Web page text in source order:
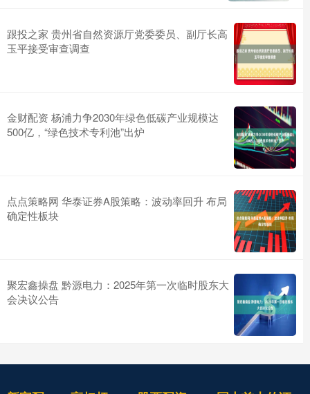
跟投之家 贵州省自然资源厅党委委员、副厅长高
玉平接受审查调查
金财配资 杨浦力争2030年绿色低碳产业规模达
500亿，“绿色技术专利池”出炉
点点策略网 华泰证券A股策略：波动率回升 布局
确定性板块
聚宏鑫操盘 黔源电力：2025年第一次临时股东大
会决议公告